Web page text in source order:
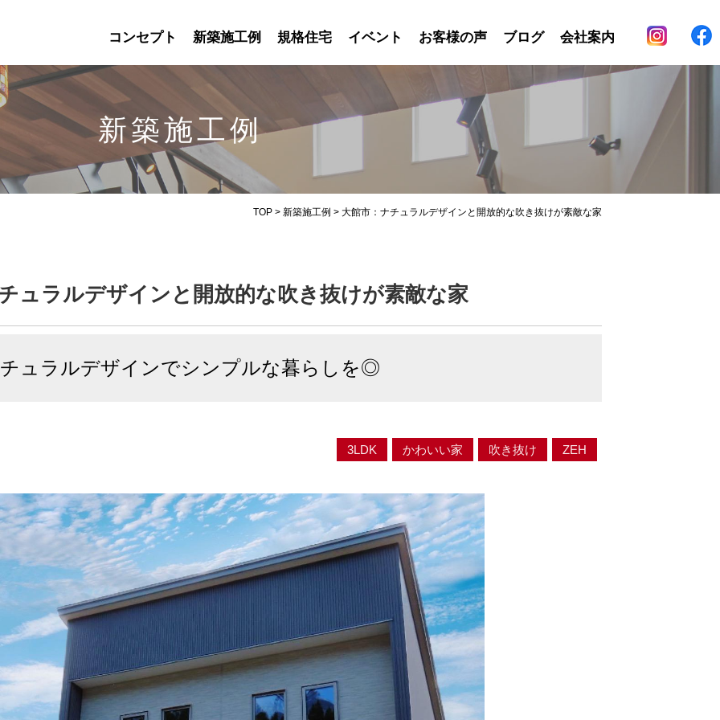
コンセプト 新築施工例 規格住宅 イベント お客様の声 ブログ 会社案内
新築施工例
TOP > 新築施工例 > 大館市：ナチュラルデザインと開放的な吹き抜けが素敵な家
ュラルデザインと開放的な吹き抜けが素敵な家
ュラルデザインでシンプルな暮らしを◎
3LDK かわいい家 吹き抜け ZEH